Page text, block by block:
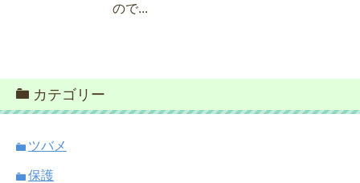
ので...
カテゴリー
ツバメ
保護